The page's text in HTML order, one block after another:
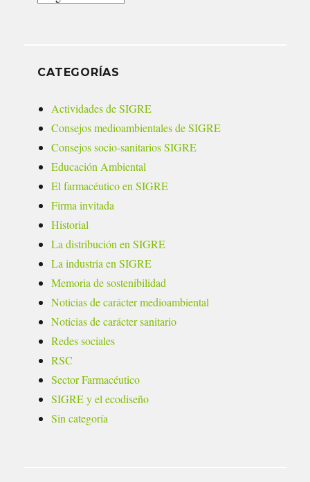
CATEGORÍAS
Actividades de SIGRE
Consejos medioambientales de SIGRE
Consejos socio-sanitarios SIGRE
Educación Ambiental
El farmacéutico en SIGRE
Firma invitada
Historial
La distribución en SIGRE
La industria en SIGRE
Memoria de sostenibilidad
Noticias de carácter medioambiental
Noticias de carácter sanitario
Redes sociales
RSC
Sector Farmacéutico
SIGRE y el ecodiseño
Sin categoría